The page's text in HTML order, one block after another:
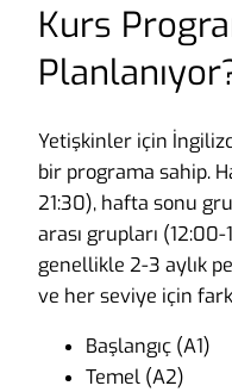
Kurs
Yetişkinler için
bir programa sahip.
21:30), hafta sonu
arası grupları
genellikle 2-3 aylık
ve her seviye için
Başlangıç (A1)
Temel (A2)